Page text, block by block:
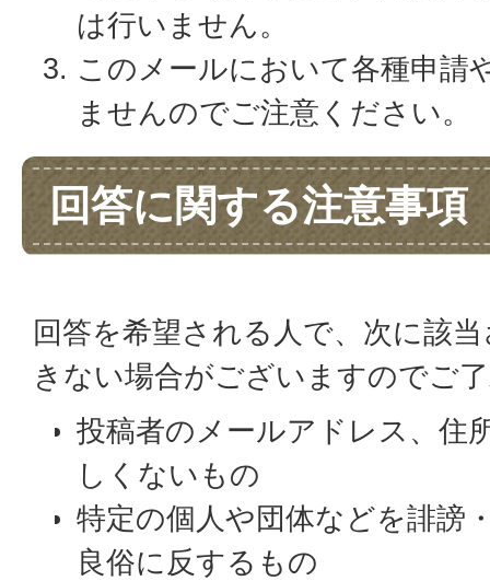
は行いません。
このメールにおいて各種申請
ませんのでご注意ください。
回答に関する注意事項
回答を希望される人で、次に該
きない場合がございますのでご
投稿者のメールアドレス、住
しくないもの
特定の個人や団体などを誹謗
良俗に反するもの